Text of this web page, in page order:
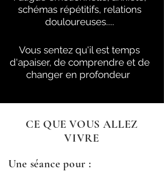
schémas répétitifs, relations
douloureuses....
Vous sentez qu'il est temps
d'apaiser, de comprendre et de
changer en profondeur
CE QUE VOUS ALLEZ
VIVRE
Une séance pour :